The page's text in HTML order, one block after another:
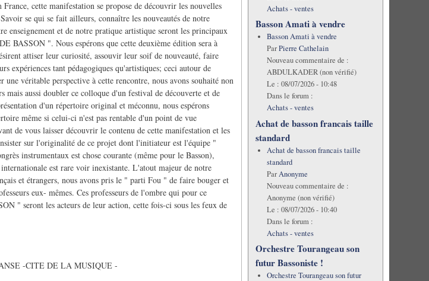
cette manifestation se propose de découvrir les nouvelles
se qui se fait ailleurs, connaître les nouveautés de notre
enseignement et de notre pratique artistique seront les principaux
BASSON ". Nous espérons que cette deuxième édition sera à
attiser leur curiosité, assouvir leur soif de nouveauté, faire
expériences tant pédagogiques qu'artistiques; ceci autour de
véritable perspective à cette rencontre, nous avons souhaité non
mais aussi doubler ce colloque d'un festival de découverte et de
d'un répertoire original et méconnu, nous espérons
même si celui-ci n'est pas rentable d'un point de vue
de vous laisser découvrir le contenu de cette manifestation et les
sur l'originalité de ce projet dont l'initiateur est l'équipe "
instrumentaux est chose courante (même pour le Basson),
est rare voir inexistante. L'atout majeur de notre
et étrangers, nous avons pris le " parti Fou " de faire bouger et
eux- mêmes. Ces professeurs de l'ombre qui pour ce
" seront les acteurs de leur action, cette fois-ci sous les feux de
-CITE DE LA MUSIQUE -
Achats - ventes
Basson Amati à vendre
Basson Amati à vendre
ParPierre Cathelain
Nouveau commentaire de :
ABDULKADER (non vérifié)
Le : 08/07/2026 - 10:48
Dans le forum :
Achats - ventes
Achat de basson francais taille
standard
Achat de basson francais taille
standard
ParAnonyme
Nouveau commentaire de :
Anonyme (non vérifié)
Le : 08/07/2026 - 10:40
Dans le forum :
Achats - ventes
Orchestre Tourangeau son
futur Bassoniste !
Orchestre Tourangeau son futur